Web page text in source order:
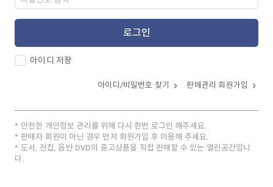
로그인
아이디 저장
아이디/비밀번호 찾기 판매관리 회원가입
안전한 개인정보 관리를 위해 다시 한번 로그인 해주세요.
판매자 회원이 아닌 경우 먼저 회원가입 후 이용해 주세요.
도서, 전집, 음반 DVD의 중고상품을 직접 판매할 수 있는 열린공간입니
다.